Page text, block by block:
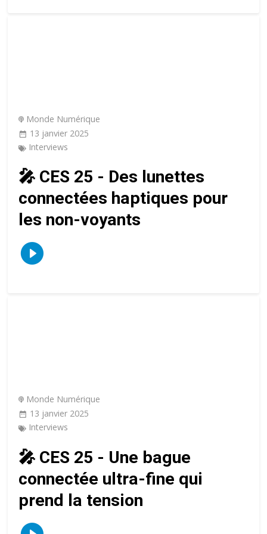
Monde Numérique
13 janvier 2025
Interviews
🎤 CES 25 - Des lunettes
connectées haptiques pour
les non-voyants
Monde Numérique
13 janvier 2025
Interviews
🎤 CES 25 - Une bague
connectée ultra-fine qui
prend la tension